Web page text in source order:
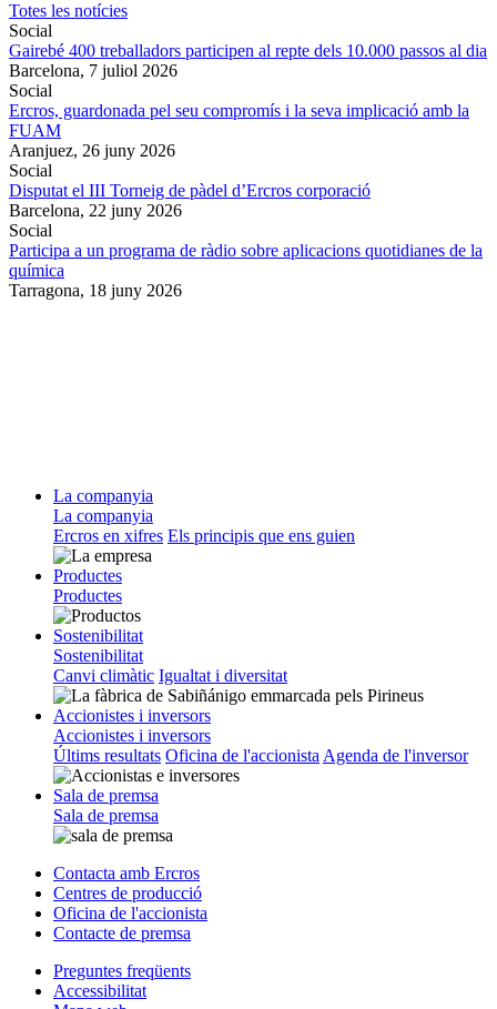
Totes les notícies
Social
Gairebé 400 treballadors participen al repte dels 10.000 passos al dia
Barcelona, 7 juliol 2026
Social
Ercros, guardonada pel seu compromís i la seva implicació amb la
FUAM
Aranjuez, 26 juny 2026
Social
Disputat el III Torneig de pàdel d’Ercros corporació
Barcelona, 22 juny 2026
Social
Participa a un programa de ràdio sobre aplicacions quotidianes de la
química
Tarragona, 18 juny 2026
La companyia
La companyia
Ercros en xifres Els principis que ens guien
Productes
Productes
Sostenibilitat
Sostenibilitat
Canvi climàtic Igualtat i diversitat
Accionistes i inversors
Accionistes i inversors
Últims resultats Oficina de l'accionista Agenda de l'inversor
Sala de premsa
Sala de premsa
Contacta amb Ercros
Centres de producció
Oficina de l'accionista
Contacte de premsa
Preguntes freqüents
Accessibilitat